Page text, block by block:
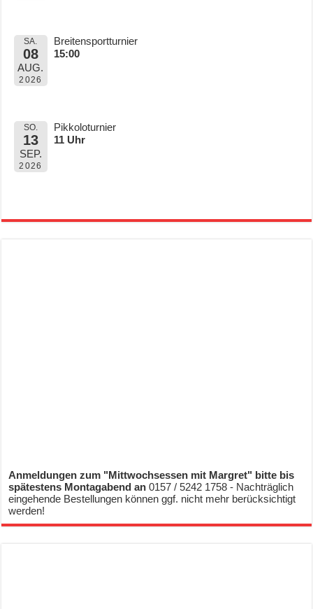
SA.
08
AUG.
2026
Breitensportturnier
15:00
SO.
13
SEP.
2026
Pikkoloturnier
11 Uhr
Anmeldungen zum "Mittwochsessen mit Margret" bitte bis
spätestens Montagabend an0157 / 5242 1758 - Nachträglich
eingehende Bestellungen können ggf. nicht mehr berücksichtigt
werden!